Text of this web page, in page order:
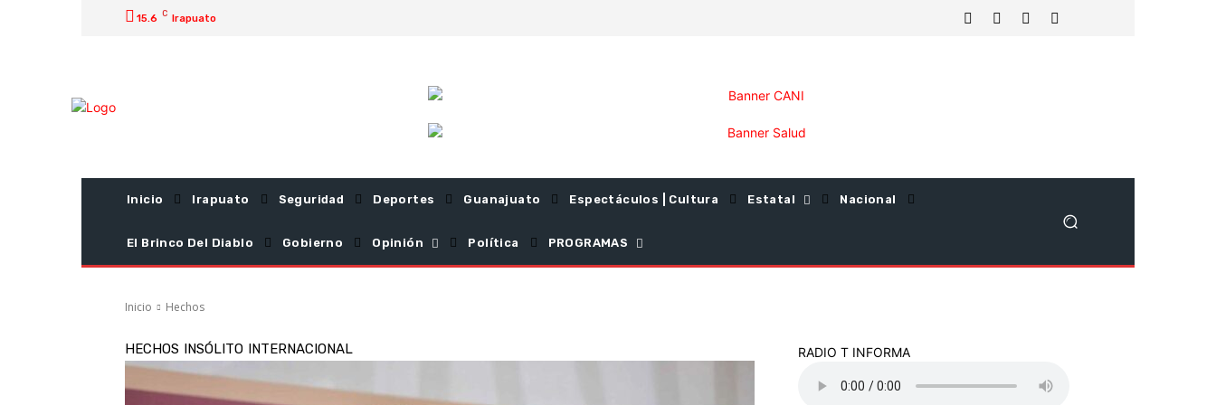
15.6 C Irapuato
Inicio Irapuato Seguridad Deportes Guanajuato Espectáculos | Cultura Estatal Nacional
El Brinco Del Diablo Gobierno Opinión Política PROGRAMAS
Inicio Hechos
HECHOS INSÓLITO INTERNACIONAL RADIO T INFORMA